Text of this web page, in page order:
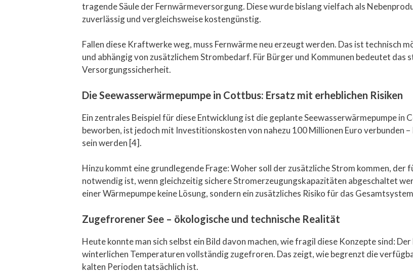
tragende Säule der Fernwärmeversorgung. Diese wurde bislang vielfach als
zuverlässig und vergleichsweise kostengünstig.
Fallen diese Kraftwerke weg, muss Fernwärme neu erzeugt werden. Das ist technisch
und abhängig von zusätzlichem Strombedarf. Für Bürger und Kommunen bedeutet das
Versorgungssicherheit.
Die Seewasserwärmepumpe in Cottbus: Ersatz mit erheblichen Risiken
Ein zentrales Beispiel für diese Entwicklung ist die geplante Seewasserwärmepumpe
beworben, ist jedoch mit Investitionskosten von nahezu 100 Millionen Euro verbunden
sein werden [4].
Hinzu kommt eine grundlegende Frage: Woher soll der zusätzliche Strom kommen,
notwendig ist, wenn gleichzeitig sichere Stromerzeugungskapazitäten abgeschaltet
einer Wärmepumpe keine Lösung, sondern ein zusätzliches Risiko für das
Zugefrorener See – ökologische und technische Realität
Heute konnte man sich selbst ein Bild davon machen, wie fragil diese Konzepte sind:
winterlichen Temperaturen vollständig zugefroren. Das zeigt, wie begrenzt die
kalten Perioden tatsächlich ist.